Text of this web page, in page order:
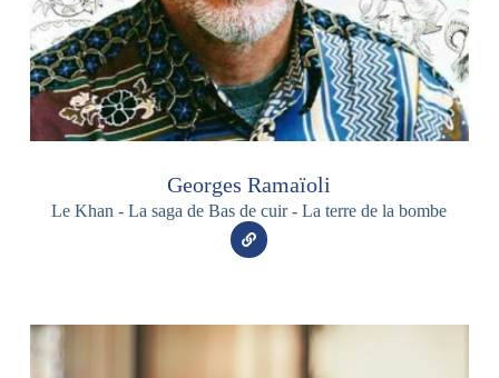
Georges Ramaïoli
Le Khan - La saga de Bas de cuir - La terre de la bombe